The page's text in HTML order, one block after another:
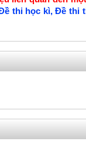
thi học kì, Đề thi